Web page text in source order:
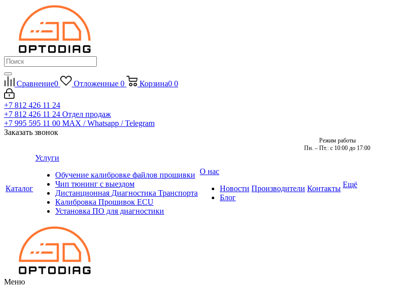
Сравнение0 Отложенные 0 Корзина0 0
+7 812 426 11 24
+7 812 426 11 24 Отдел продаж
+7 995 595 11 00 MAX / Whatsapp / Telegram
Заказать звонок
Режим работы
Пн. – Пт.: с 10:00 до 17:00
Каталог
Услуги
Обучение калибровке файлов прошивки
Чип тюнинг с выездом
Дистанционная Диагностика Транспорта
Калибровка Прошивок ECU
Установка ПО для диагностики
О нас
Новости
Блог
Производители Контакты Ещё
Меню